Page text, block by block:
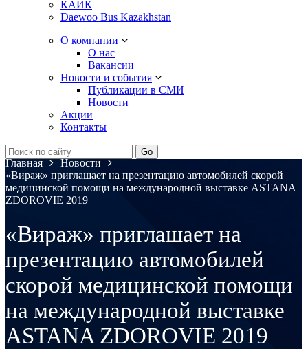
КАИК
Daewoo Bus Kazakhstan
О компании
О нас
Вакансии
Новости и события
Публикации в СМИ
Новости
Акции
Контакты
Главная
Новости
«Вираж» приглашает на презентацию автомобилей скорой
медицинской помощи на международной выставке ASTANA
ZDOROVIE 2019
«Вираж» приглашает на
презентацию автомобилей
скорой медицинской помощи
на международной выставке
ASTANA ZDOROVIE 2019